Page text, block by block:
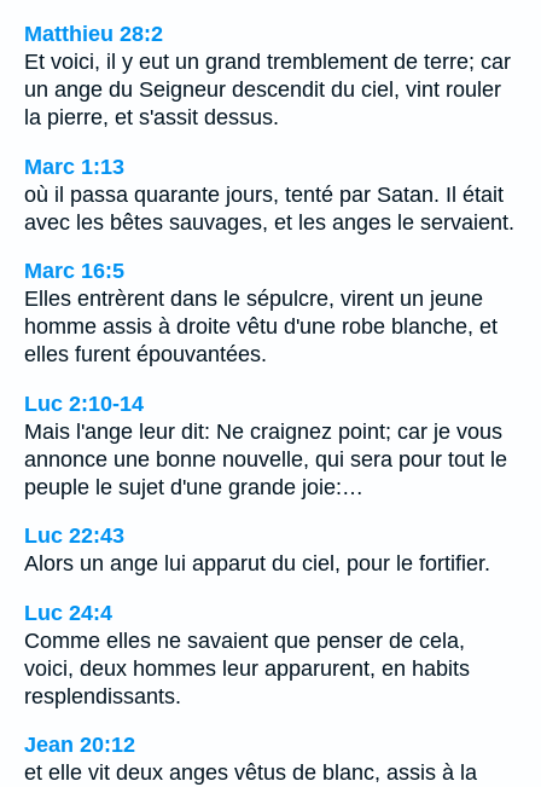
Matthieu 28:2
Et voici, il y eut un grand tremblement de terre; car
un ange du Seigneur descendit du ciel, vint rouler
la pierre, et s'assit dessus.
Marc 1:13
où il passa quarante jours, tenté par Satan. Il était
avec les bêtes sauvages, et les anges le servaient.
Marc 16:5
Elles entrèrent dans le sépulcre, virent un jeune
homme assis à droite vêtu d'une robe blanche, et
elles furent épouvantées.
Luc 2:10-14
Mais l'ange leur dit: Ne craignez point; car je vous
annonce une bonne nouvelle, qui sera pour tout le
peuple le sujet d'une grande joie:…
Luc 22:43
Alors un ange lui apparut du ciel, pour le fortifier.
Luc 24:4
Comme elles ne savaient que penser de cela,
voici, deux hommes leur apparurent, en habits
resplendissants.
Jean 20:12
et elle vit deux anges vêtus de blanc, assis à la